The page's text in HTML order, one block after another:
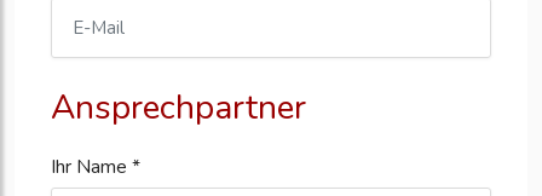
Ansprechpartner
Ihr Name *